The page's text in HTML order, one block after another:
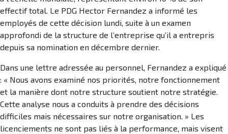
effectif total. Le PDG Hector Fernandez a informé les
employés de cette décision lundi, suite à un examen
approfondi de la structure de l’entreprise qu’il a entrepris
depuis sa nomination en décembre dernier.
Dans une lettre adressée au personnel, Fernandez a expliqué
: « Nous avons examiné nos priorités, notre fonctionnement
et la manière dont notre structure soutient notre stratégie.
Cette analyse nous a conduits à prendre des décisions
difficiles mais nécessaires sur notre organisation. » Les
licenciements ne sont pas liés à la performance, mais visent